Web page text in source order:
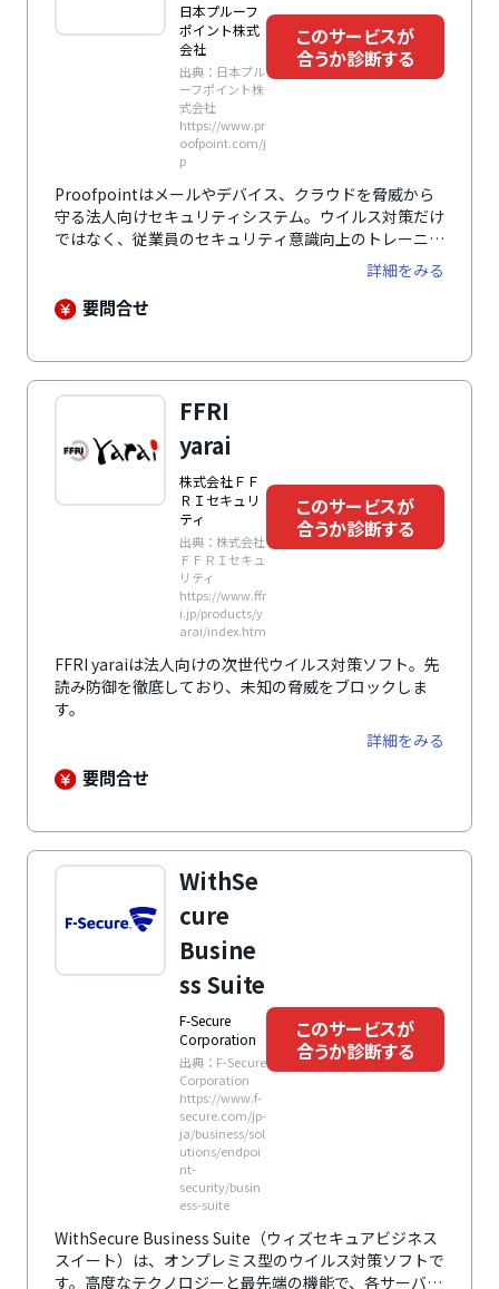
日本プルーフ
ポイント株式
会社
出典：日本プル
ーフポイント株
式会社
https://www.pr
oofpoint.com/j
p
このサービスが
合うか診断する
Proofpointはメールやデバイス、クラウドを脅威から
守る法人向けセキュリティシステム。ウイルス対策だけ
ではなく、従業員のセキュリティ意識向上のトレーニン
詳細をみる
要問合せ
FFRI
yarai
株式会社ＦＦ
ＲＩセキュリ
ティ
出典：株式会社
ＦＦＲＩセキュ
リティ
https://www.ffr
i.jp/products/y
arai/index.htm
このサービスが
合うか診断する
FFRI yaraiは法人向けの次世代ウイルス対策ソフト。先
読み防御を徹底しており、未知の脅威をブロックしま
す。
詳細をみる
要問合せ
WithSe
cure
Busine
ss Suite
F-Secure
Corporation
出典：F-Secure
Corporation
https://www.f-
secure.com/jp-
ja/business/sol
utions/endpoi
nt-
security/busin
ess-suite
このサービスが
合うか診断する
WithSecure Business Suite（ウィズセキュアビジネス
スイート）は、オンプレミス型のウイルス対策ソフトで
す。高度なテクノロジーと最先端の機能で、各サーバー